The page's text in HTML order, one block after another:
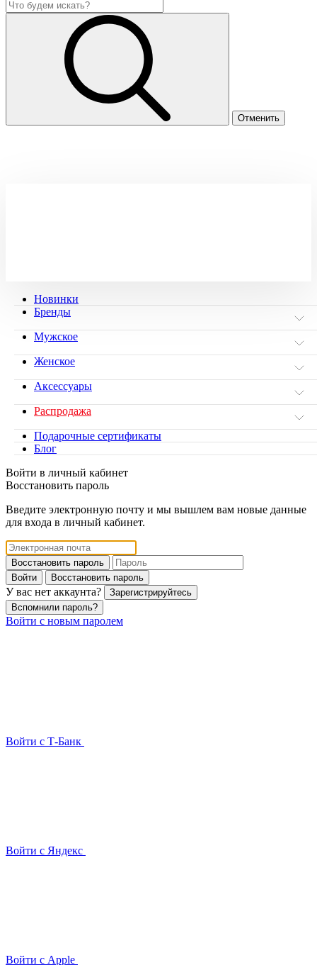
Новинки
Бренды
Мужское
Женское
Аксессуары
Распродажа
Подарочные сертификаты
Блог
Войти в личный кабинет
Восстановить пароль
Введите электронную почту и мы вышлем вам новые данные
для входа в личный кабинет.
Восстановить пароль
Войти
Восстановить пароль
У вас нет аккаунта?
Зарегистрируйтесь
Вспомнили пароль?
Войти с новым паролем
Войти с Т-Банк
Войти с Яндекс
Войти с Apple